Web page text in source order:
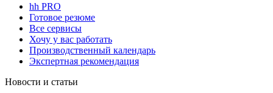
hh PRO
Готовое резюме
Все сервисы
Хочу у вас работать
Производственный календарь
Экспертная рекомендация
Новости и статьи